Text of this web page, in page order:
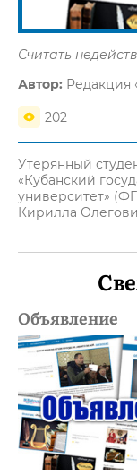
Считать
Автор: Редакция
202
Утерянный
«Кубанский
университет»
Кирилла
Объявление